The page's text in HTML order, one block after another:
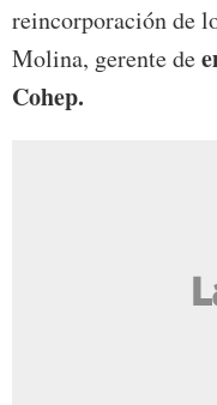
reincorporación de
Molina, gerente de
Cohep.